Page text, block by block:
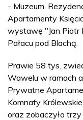
- Muzeum.
Apartamenty
wystawę "Jan Piotr
Pałacu pod Blachą.
Prawie 58 tys.
Wawelu w ramach
Prywatne
Komnaty
oraz zobaczyło